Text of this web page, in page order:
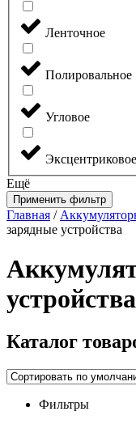
Ленточное
Полировальное
Угловое
Эксцентриковое
Ещё
Применить фильтр
Главная /
зарядные устройства
устройства
Каталог
Фильтры